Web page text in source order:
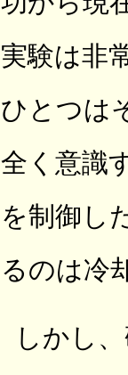
実験は非
ひとつは
全く意識
を制御し
るのは冷
しかし